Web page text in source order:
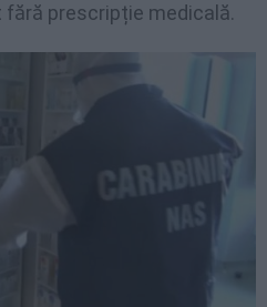
prescripție medicală.